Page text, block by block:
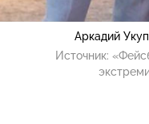
Аркадий
Источник: